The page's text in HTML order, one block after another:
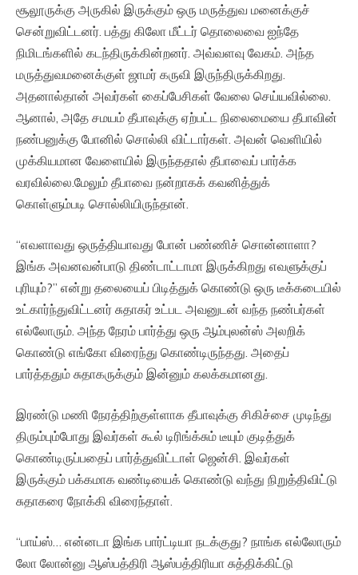
சூலூருக்கு அருகில் இருக்கும் ஒரு மருத்துவ மனைக்குச்
சென்றுவிட்டனர். பத்து கிலோ மீட்டர் தொலைவை ஐந்தே
நிமிடங்களில் கடந்திருக்கின்றனர். அவ்வளவு வேகம். அந்த
மருத்துவமனைக்குள் ஜாமர் கருவி இருந்திருக்கிறது.
அதனால்தான் அவர்கள் கைப்பேசிகள் வேலை செய்யவில்லை.
ஆனால், அதே சமயம் தீபாவுக்கு ஏற்பட்ட நிலைமையை தீபாவின்
நண்பனுக்கு போனில் சொல்லி விட்டார்கள். அவன் வெளியில்
முக்கியமான வேளையில் இருந்ததால் தீபாவைப் பார்க்க
வரவில்லை.மேலும் தீபாவை நன்றாகக் கவனித்துக்
கொள்ளும்படி சொல்லியிருந்தான்.
“எவளாவது ஒருத்தியாவது போன் பண்ணிச் சொன்னாளா?
இங்க அவனவன்பாடு திண்டாட்டாமா இருக்கிறது எவளுக்குப்
புரியும்?” என்று தலையைப் பிடித்துக் கொண்டு ஒரு டீக்கடையில்
உட்கார்ந்துவிட்டனர் சுதாகர் உட்பட அவனுடன் வந்த நண்பர்கள்
எல்லோரும். அந்த நேரம் பார்த்து ஒரு ஆம்புலன்ஸ் அலறிக்
கொண்டு எங்கோ விரைந்து கொண்டிருந்தது. அதைப்
பார்த்ததும் சுதாகருக்கும் இன்னும் கலக்கமானது.
இரண்டு மணி நேரத்திற்குள்ளாக தீபாவுக்கு சிகிச்சை முடிந்து
திரும்பும்போது இவர்கள் கூல் டிரிங்க்சும் டீயும் குடித்துக்
கொண்டிருப்பதைப் பார்த்துவிட்டாள் ஜென்சி. இவர்கள்
இருக்கும் பக்கமாக வண்டியைக் கொண்டு வந்து நிறுத்திவிட்டு
சுதாகரை நோக்கி விரைந்தாள்.
“பாய்ஸ்… என்னடா இங்க பார்ட்டியா நடக்குது? நாங்க எல்லோரும்
லோ லோன்னு ஆஸ்பத்திரி ஆஸ்பத்திரியா சுத்திக்கிட்டு